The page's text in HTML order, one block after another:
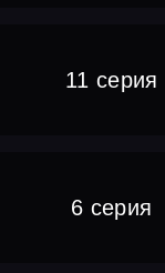
11 серия
6 серия